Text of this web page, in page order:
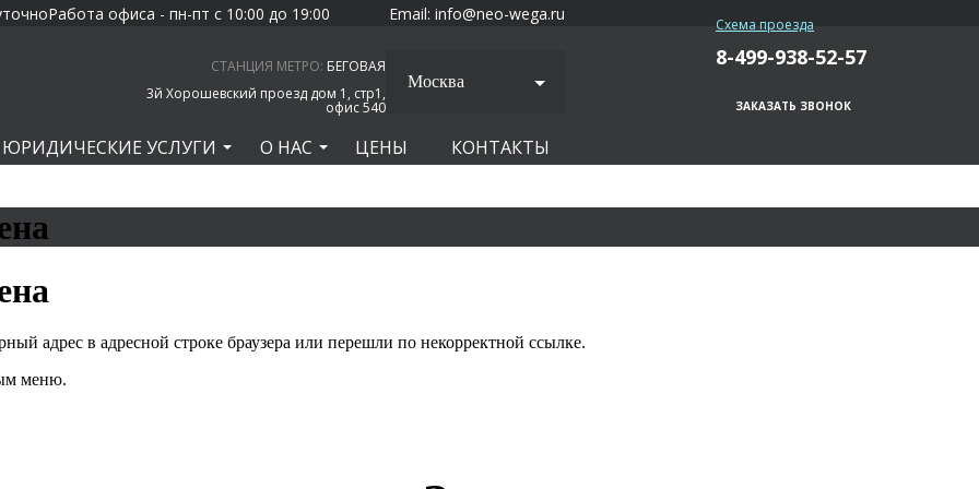
Работа офиса - пн-пт с 10:00 до 19:00 Email: info@neo-wega.ru
СТАНЦИЯ МЕТРО: БЕГОВАЯ
3й Хорошевский проезд дом 1, стр1,
офис 540
Москва
ЮРИДИЧЕСКИЕ УСЛУГИ О НАС ЦЕНЫ КОНТАКТЫ
Схема проезда
8-499-938-52-57
ЗАКАЗАТЬ ЗВОНОК
адрес в адресной строке браузера или перешли по некорректной ссылке.
меню.